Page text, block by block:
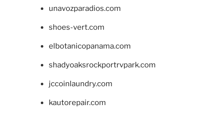
unavozparadios.com
shoes-vert.com
elbotanicopanama.com
shadyoaksrockportrvpark.com
jccoinlaundry.com
kautorepair.com